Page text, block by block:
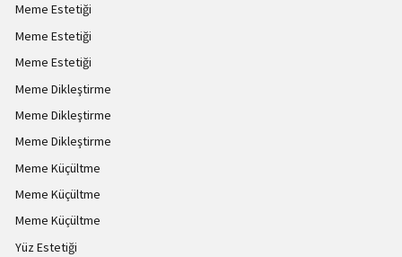
Meme Estetiği
Meme Estetiği
Meme Estetiği
Meme Dikleştirme
Meme Dikleştirme
Meme Dikleştirme
Meme Küçültme
Meme Küçültme
Meme Küçültme
Yüz Estetiği